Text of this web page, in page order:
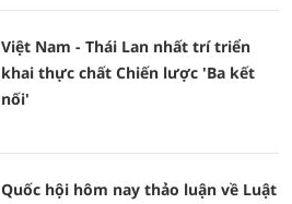
Việt Nam - Thái Lan nhất trí triển
khai thực chất Chiến lược 'Ba kết
nối'
Quốc hội hôm nay thảo luận về Luật